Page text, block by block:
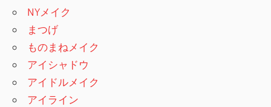
NYメイク
まつげ
ものまねメイク
アイシャドウ
アイドルメイク
アイライン